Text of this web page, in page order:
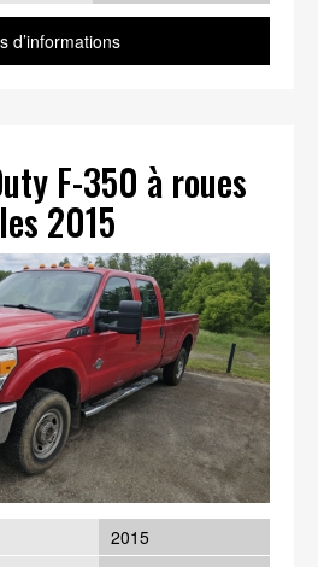
d’informations
F-350 à roues
2015
2015